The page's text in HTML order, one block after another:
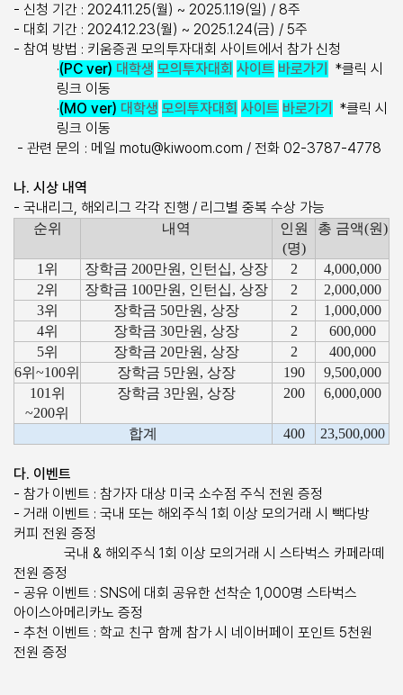
- 신청 기간 : 2024.11.25(월) ~ 2025.1.19(일) / 8주
- 대회 기간 : 2024.12.23(월) ~ 2025.1.24(금) / 5주
- 참여 방법 : 키움증권 모의투자대회 사이트에서 참가 신청
·(PC ver) 대학생 모의투자대회 사이트 바로가기
*클릭 시
링크 이동
·(MO ver) 대학생 모의투자대회 사이트 바로가기
*클릭 시
링크 이동
- 관련 문의 : 메일 motu@kiwoom.com / 전화 02-3787-4778
나. 시상 내역
- 국내리그, 해외리그 각각 진행 / 리그별 중복 수상 가능
순위 내역
인원
(명)
총 금액(원)
1위 장학금 200만원, 인턴십, 상장 2
4,000,000
2위
장학금 100만원, 인턴십, 상장 2
2,000,000
3위
장학금 50만원, 상장 2
1,000,000
4위
장학금 30만원, 상장 2
600,000
5위
장학금 20만원, 상장 2
400,000
6위~100위
장학금 5만원, 상장 190
9,500,000
101위
~200위
장학금 3만원, 상장 200 6,000,000
합계 400 23,500,000
다. 이벤트
- 참가 이벤트 : 참가자 대상 미국 소수점 주식 전원 증정
- 거래 이벤트 : 국내 또는 해외주식 1회 이상 모의거래 시 빽다방
커피 전원 증정
국내 & 해외주식 1회 이상 모의거래 시 스타벅스 카페라떼
전원 증정
- 공유 이벤트 : SNS에 대회 공유한 선착순 1,000명 스타벅스
아이스아메리카노 증정
- 추천 이벤트 : 학교 친구 함께 참가 시 네이버페이 포인트 5천원
전원 증정